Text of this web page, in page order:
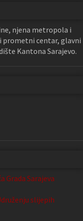
njena metropola i
prometni centar, glavni
Kantona Sarajevo.
Grada Sarajeva
slijepih